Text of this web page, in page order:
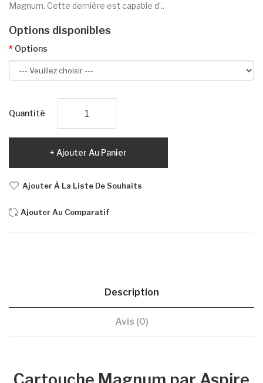
Magnum. Cette dernière est capable d’..
Options disponibles
Options
Quantité
Ajouter Au Panier
Ajouter À La Liste De Souhaits
Ajouter Au Comparatif
Description
Avis (0)